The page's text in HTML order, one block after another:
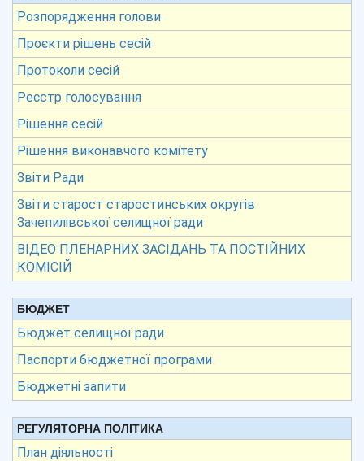
Розпорядження голови
Проєкти рішень сесій
Протоколи сесій
Реєстр голосування
Рішення сесій
Рішення виконавчого комітету
Звіти Ради
Звіти старост старостинських округів
Зачепилівської селищної ради
ВІДЕО ПЛЕНАРНИХ ЗАСІДАНЬ ТА ПОСТІЙНИХ
КОМІСІЙ
БЮДЖЕТ
Бюджет селищної ради
Паспорти бюджетної програми
Бюджетні запити
РЕГУЛЯТОРНА ПОЛІТИКА
План діяльності